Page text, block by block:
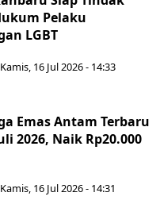
Pelaku
LGBT
Kamis, 16 Jul 2026 - 14:33
Emas Antam Terbaru
2026, Naik Rp20.000
Kamis, 16 Jul 2026 - 14:31